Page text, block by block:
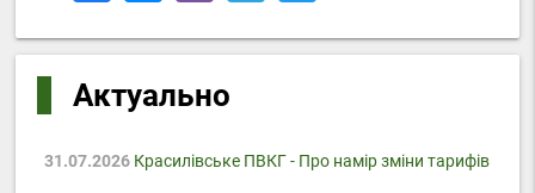
Актуально
31.07.2026Красилівське ПВКГ - Про намір зміни тарифів